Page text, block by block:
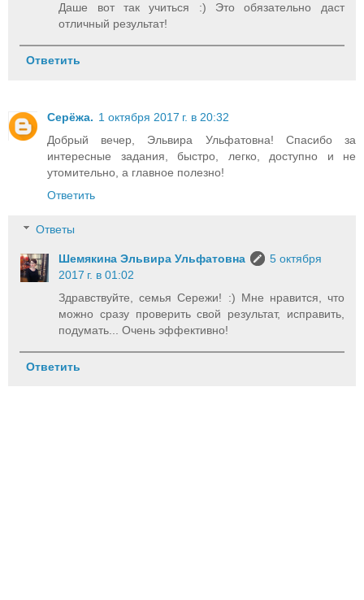
Даше вот так учиться :) Это обязательно даст
отличный результат!
Ответить
Серёжа. 1 октября 2017 г. в 20:32
Добрый вечер, Эльвира Ульфатовна! Спасибо за
интересные задания, быстро, легко, доступно и не
утомительно, а главное полезно!
Ответить
Ответы
Шемякина Эльвира Ульфатовна
5 октября
2017 г. в 01:02
Здравствуйте, семья Сережи! :) Мне нравится, что
можно сразу проверить свой результат, исправить,
подумать... Очень эффективно!
Ответить